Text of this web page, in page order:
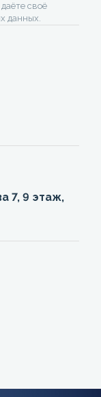
даёте своё
данных.
7, 9 этаж,